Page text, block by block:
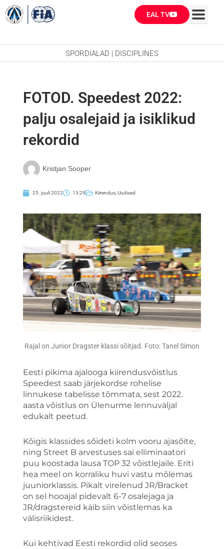
Skip
to
EAL TV
SPORDIALAD | DISCIPLINES
FOTOD. Speedest 2022:
palju osalejaid ja isiklikud
rekordid
Kristjan Sooper
25. juuli 2022 13:29 Kiirendus ,Uudised
Rajal on Junior Dragster klassi sõitjad. Foto: Tanel Simon
Eesti pikima ajalooga kiirendusvõistlus
Speedest saab järjekordse rohelise
linnukese tabelisse tõmmata, sest 2022.
aasta võistlus on Ülenurme lennuväljal
edukalt peetud.
Kõigis klassides sõideti kolm vooru ajasõite,
ning Street B arvestuses sai elliminaatori
puu koostada lausa TOP 32 võistlejaile. Eriti
hea meel on korraliku huvi vastu mõlemas
juuniorklassis. Pikalt virelenud JR/Bracket
on sel hooajal pidevalt 6-7 osalejaga ja
JR/dragstereid käib siin võistlemas ka
välisriikidest.
Kui kehtivad Eesti rekordid olid seoses